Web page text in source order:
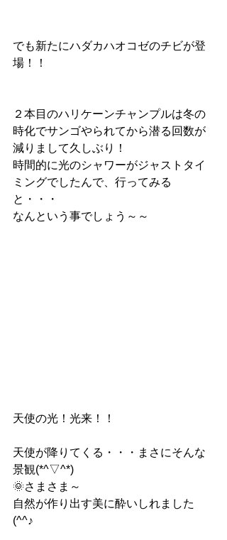
でも新たにハダカハオコゼのチビが登
場！！
２本目のハリケーンチャンプルは冬の
時化でサンゴやられてから潜る回数が
減りまして久しぶり！
時間的に光のシャワーがジャストタイ
ミングでしたんで、行ってみる
と・・・
なんという事でしょう～～
天使の光！光来！！
天使が降りてくる・・・まさにそんな
景観(*^▽^*)
🌞さまさま～
自然が作り出す美に酔いしれました
(^^♪